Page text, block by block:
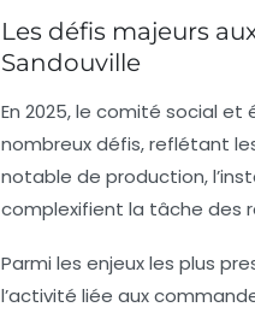
Les défis majeurs
Sandouville
En 2025, le comité social et
nombreux défis, reflétant
notable de production,
complexifient la tâche des
Parmi les enjeux les plus
l’activité liée aux